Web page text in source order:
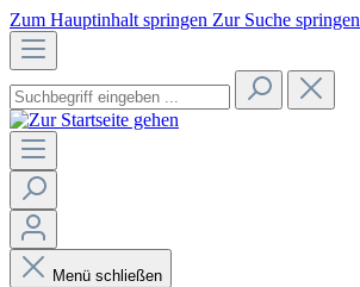
Zum Hauptinhalt springen Zur Suche springen
Menü schließen